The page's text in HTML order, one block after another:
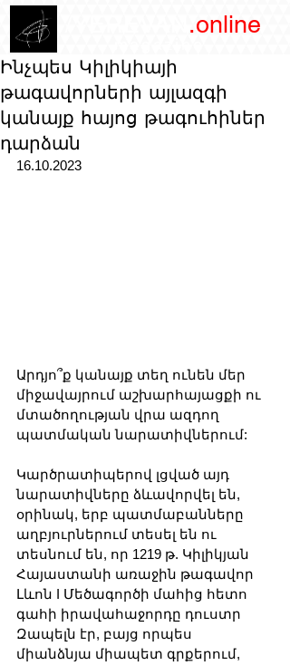
.online
Ինչպես Կիլիկիայի
թագավորների այլազգի
կանայք հայոց թագուհիներ
դարձան
16.10.2023
Արդյո՞ք կանայք տեղ ունեն մեր
միջավայրում աշխարհայացքի ու
մտածողության վրա ազդող
պատմական նարատիվներում:
Կարծրատիպերով լցված այդ
նարատիվները ձևավորվել են,
օրինակ, երբ պատմաբանները
աղբյուրներում տեսել են ու
տեսնում են, որ 1219 թ. Կիլիկյան
Հայաստանի առաջին թագավոր
Լևոն I Մեծագործի մահից հետո
գահի իրավահաջորդը դուստր
Զապելն էր, բայց որպես
միանձնյա միապետ գրքերում,